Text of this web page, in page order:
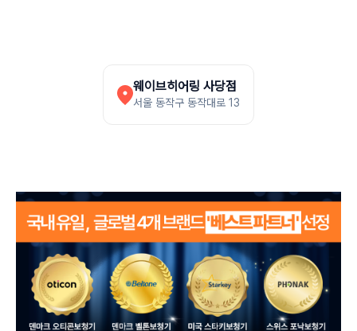
웨이브히어링 사당점
서울 동작구 동작대로 13